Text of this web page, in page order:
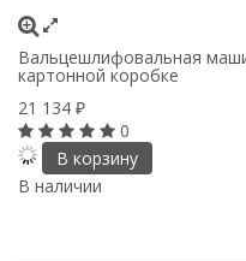
Вальцешлифовальная
картонной коробке
21 134 ₽
0
В корзину
В наличии